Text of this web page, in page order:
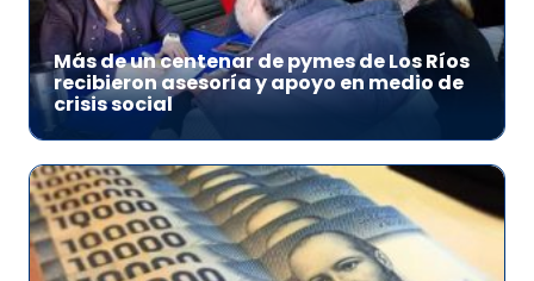
Más de un centenar de pymes de Los Ríos
recibieron asesoría y apoyo en medio de
crisis social